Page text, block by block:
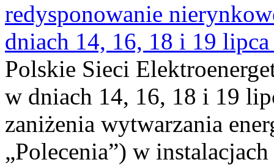
redysponowanie
dniach 14, 16, 18 i 19
Polskie Sieci
w dniach 14, 16, 18 i 19
zaniżenia wytwarzania
„Polecenia”) w